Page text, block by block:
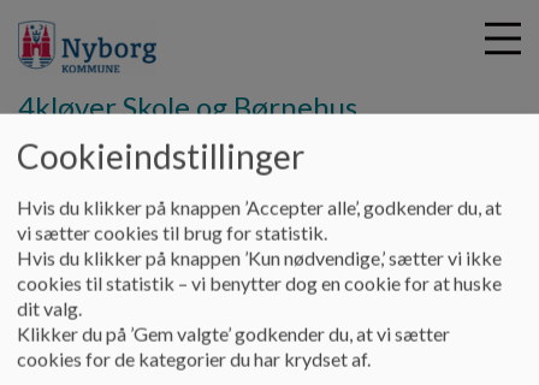
4kløver Skole og Børnehus
Hjem
Skattekisten
https://skattekistenfroerup.aula.dk/
Cookieindstillinger
Hvis du klikker på knappen ’Accepter alle’, godkender du, at
vi sætter cookies til brug for statistik.
Hvis du klikker på knappen ’Kun nødvendige,’ sætter vi ikke
cookies til statistik – vi benytter dog en cookie for at huske
dit valg.
Klikker du på ’Gem valgte’ godkender du, at vi sætter
cookies for de kategorier du har krydset af.